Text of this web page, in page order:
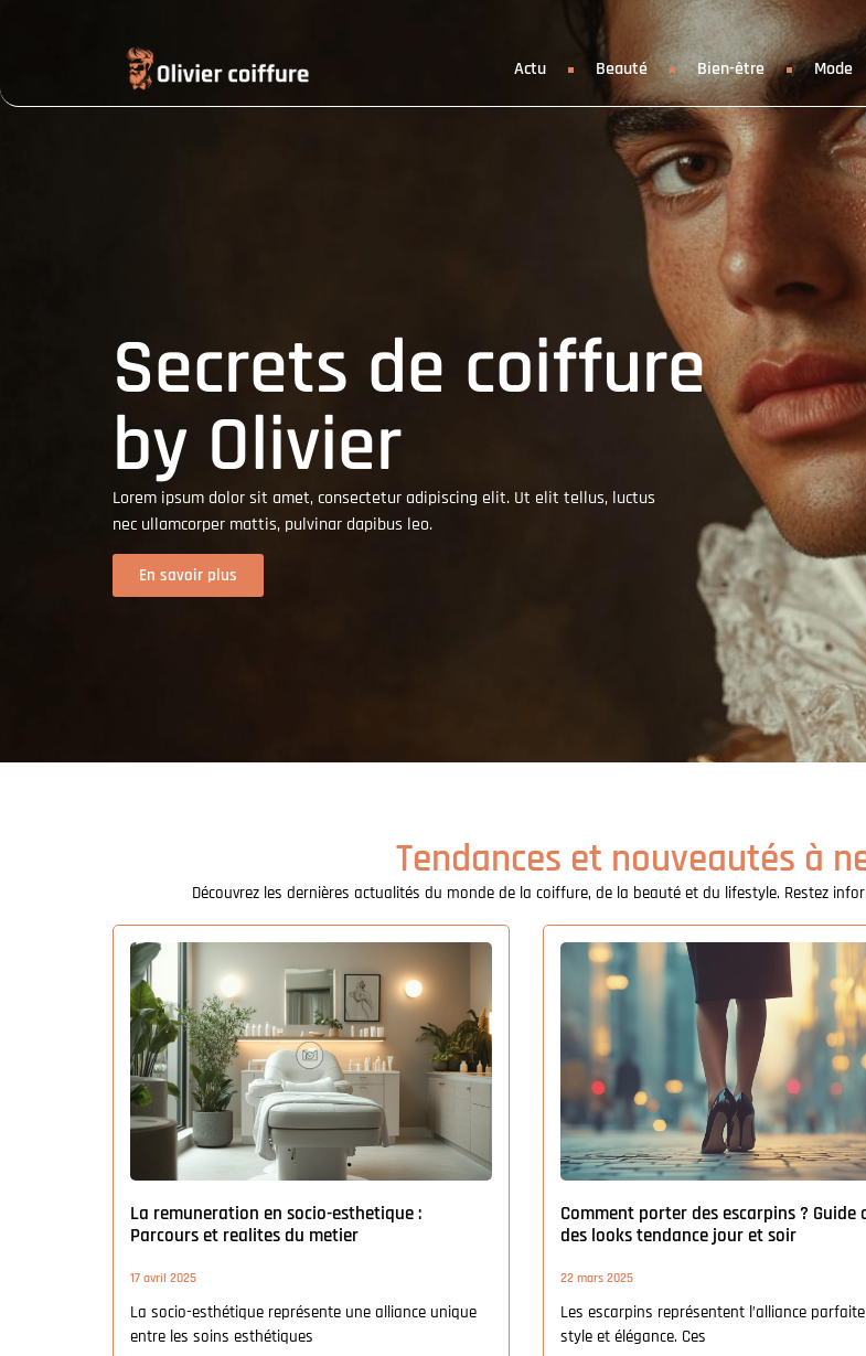
Actu Beauté Bien-être Mode
Secrets de coiffure
by Olivier
Lorem ipsum dolor sit amet, consectetur adipiscing elit. Ut elit tellus, luctus
nec ullamcorper mattis, pulvinar dapibus leo.
En savoir plus
Tendances et nouveautés à
Découvrez les dernières actualités du monde de la coiffure, de la beauté et du lifestyle. Restez
La remuneration en socio-esthetique :
Parcours et realites du metier
17 avril 2025
La socio-esthétique représente une alliance unique
entre les soins esthétiques
Comment porter des escarpins ? Guide
des looks tendance jour et soir
22 mars 2025
Les escarpins représentent l’alliance
style et élégance. Ces